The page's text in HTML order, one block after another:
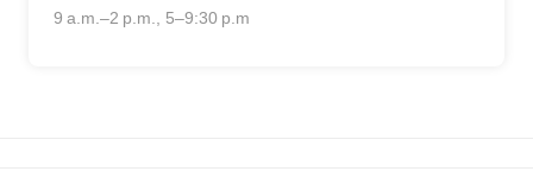
9 a.m.–2 p.m., 5–9:30 p.m